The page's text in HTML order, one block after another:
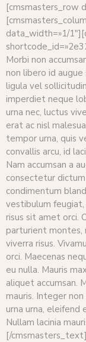
[cmsmasters_row
data_width=»1/
Morbi non
non libero id
ligula vel
imperdiet neque
urna nec, luctus
erat ac nisl
tempor urna, quis
convallis arcu, id
Nam accumsan a
consectetur
condimentum
vestibulum feugiat,
risus sit amet orci.
parturient montes,
viverra risus.
orci. Maecenas
eu nulla. Mauris
aliquet accumsan.
mauris. Integer
urna urna, eleifend
Nullam lacinia
[/